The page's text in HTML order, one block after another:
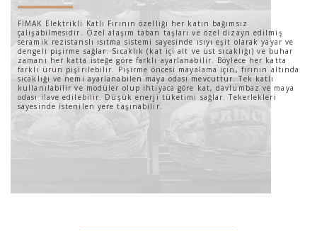
FİMAK Elektrikli Katlı Fırının özelliği her katın bağımsız
çalışabilmesidir. Özel alaşım taban taşları ve özel dizayn edilmiş
seramik rezistanslı ısıtma sistemi sayesinde ısıyı eşit olarak yayar ve
dengeli pişirme sağlar. Sıcaklık (kat içi alt ve üst sıcaklığı) ve buhar
zamanı her katta isteğe göre farklı ayarlanabilir. Böylece her katta
farklı ürün pişirilebilir. Pişirme öncesi mayalama için, fırının altında
sıcaklığı ve nemi ayarlanabilen maya odası mevcuttur. Tek katlı
kullanılabilir ve modüler olup ihtiyaca göre kat, davlumbaz ve maya
odası ilave edilebilir. Düşük enerji tüketimi sağlar. Tekerlekleri
sayesinde istenilen yere taşınabilir.